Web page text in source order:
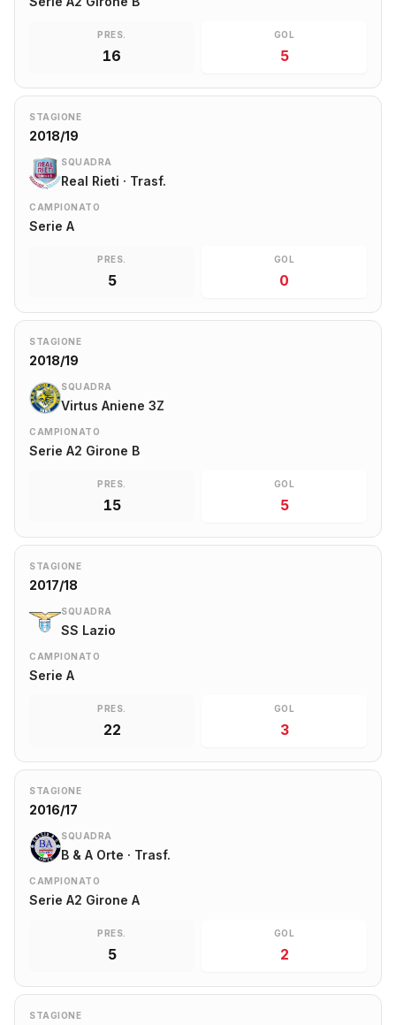
PRES.
16
GOL
5
STAGIONE
2018/19
SQUADRA
Real Rieti · Trasf.
CAMPIONATO
Serie A
PRES.
5
GOL
0
STAGIONE
2018/19
SQUADRA
Virtus Aniene 3Z
CAMPIONATO
Serie A2 Girone B
PRES.
15
GOL
5
STAGIONE
2017/18
SQUADRA
SS Lazio
CAMPIONATO
Serie A
PRES.
22
GOL
3
STAGIONE
2016/17
SQUADRA
B & A Orte · Trasf.
CAMPIONATO
Serie A2 Girone A
PRES.
5
GOL
2
STAGIONE